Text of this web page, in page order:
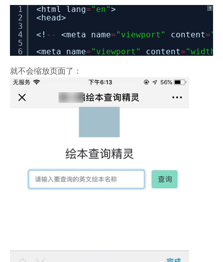
?
1
2
3
4
5
6
<html lang="en">
<head>
<! - - <meta name="viewport" content=
<meta name="viewport" content=
就不会缩放页面了：